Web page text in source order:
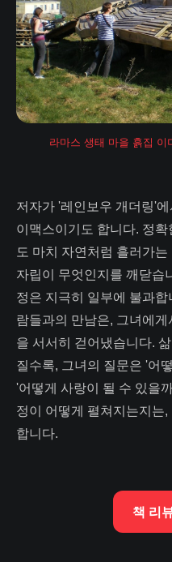
라마스 생태 마을 흙집 이
저자가 '레인보우 개더링'
이맥스이기도 합니다. 정확
도 마치 자연처럼 흘러가
자립이 무엇인지를 깨닫습
정은 지극히 일부에 불과
람들과의 만남은, 그녀에
을 서서히 걷어냈습니다.
질수록, 그녀의 질문은 '어
'어떻게 사랑이 될 수 있을
정이 어떻게 펼쳐지는지는
합니다.
책 리